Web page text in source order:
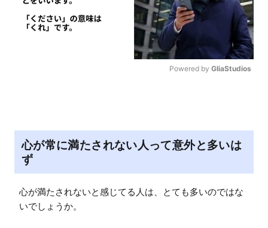
Powered by GliaStudios
心が常に満たされない人って意外と多いは
ず
心が満たされないと感じてる人は、とても多いのではな
いでしょうか。